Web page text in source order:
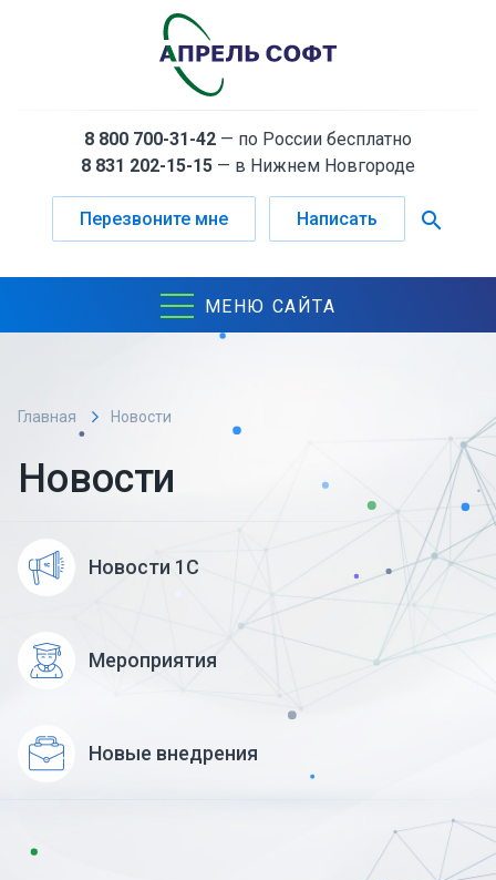
8 800 700-31-42 — по России бесплатно
8 831 202-15-15 — в Нижнем Новгороде
Перезвоните мне Написать search
МЕНЮ САЙТА
Главная Новости
Новости
Новости 1С
Мероприятия
Новые внедрения